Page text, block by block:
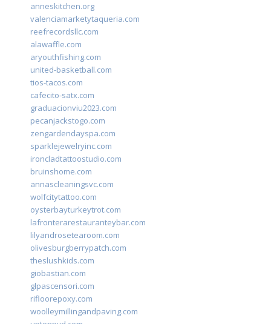
anneskitchen.org
valenciamarketytaqueria.com
reefrecordsllc.com
alawaffle.com
aryouthfishing.com
united-basketball.com
tios-tacos.com
cafecito-satx.com
graduacionviu2023.com
pecanjackstogo.com
zengardendayspa.com
sparklejewelryinc.com
ironcladtattoostudio.com
bruinshome.com
annascleaningsvc.com
wolfcitytattoo.com
oysterbayturkeytrot.com
lafronterarestauranteybar.com
lilyandrosetearoom.com
olivesburgberrypatch.com
theslushkids.com
giobastian.com
glpascensori.com
rifloorepoxy.com
woolleymillingandpaving.com